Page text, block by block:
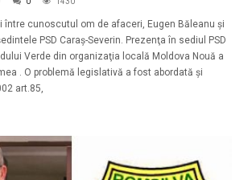
între cunoscutul om de afaceri, Eugen Băleanu şi
PSD Caraş-Severin. Prezenţa în sediul PSD
Verde din organizaţia locală Moldova Nouă a
. O problemă legislativă a fost abordată şi
art.85,